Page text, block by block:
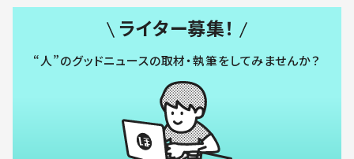
ライター募集！
“人”のグッドニュースの取材・執筆をしてみませんか？